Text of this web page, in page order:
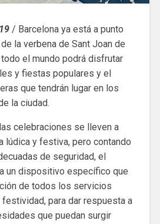
/ Barcelona ya está a punto
la verbena de Sant Joan de
el mundo podrá disfrutar
y fiestas populares y el
que tendrán lugar en los
la ciudad.
celebraciones se lleven a
lúdica y festiva, pero contando
de seguridad, el
un dispositivo específico que
de todos los servicios
para dar respuesta a
que puedan surgir